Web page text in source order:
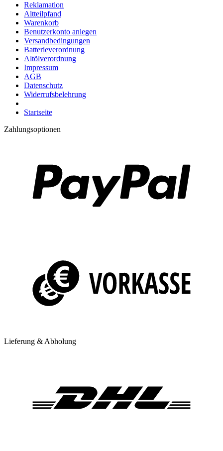
Reklamation
Altteilpfand
Warenkorb
Benutzerkonto anlegen
Versandbedingungen
Batterieverordnung
Altölverordnung
Impressum
AGB
Datenschutz
Widerrufsbelehrung
Startseite
Zahlungsoptionen
Lieferung & Abholung